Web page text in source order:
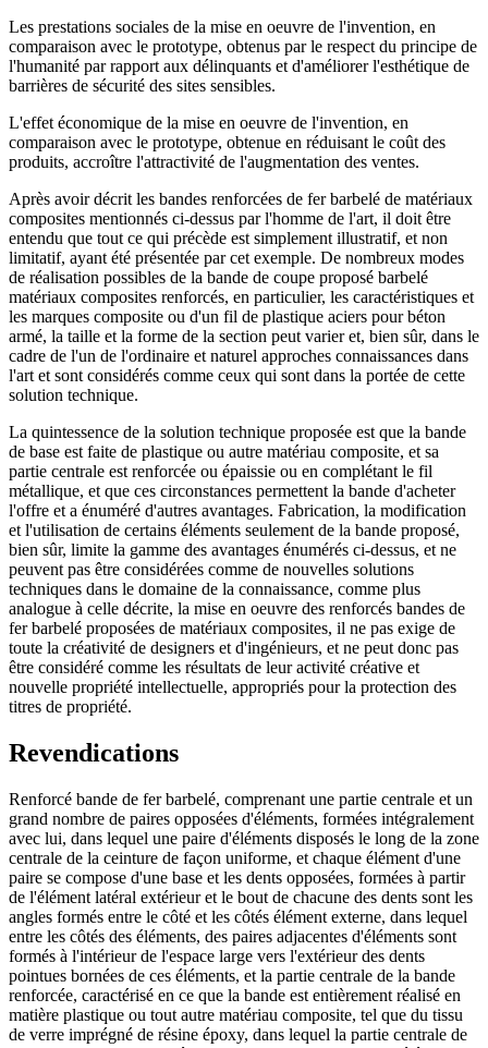
Les prestations sociales de la mise en oeuvre de l'invention, en
comparaison avec le prototype, obtenus par le respect du principe de
l'humanité par rapport aux délinquants et d'améliorer l'esthétique de
barrières de sécurité des sites sensibles.
L'effet économique de la mise en oeuvre de l'invention, en
comparaison avec le prototype, obtenue en réduisant le coût des
produits, accroître l'attractivité de l'augmentation des ventes.
Après avoir décrit les bandes renforcées de fer barbelé de matériaux
composites mentionnés ci-dessus par l'homme de l'art, il doit être
entendu que tout ce qui précède est simplement illustratif, et non
limitatif, ayant été présentée par cet exemple. De nombreux modes
de réalisation possibles de la bande de coupe proposé barbelé
matériaux composites renforcés, en particulier, les caractéristiques et
les marques composite ou d'un fil de plastique aciers pour béton
armé, la taille et la forme de la section peut varier et, bien sûr, dans le
cadre de l'un de l'ordinaire et naturel approches connaissances dans
l'art et sont considérés comme ceux qui sont dans la portée de cette
solution technique.
La quintessence de la solution technique proposée est que la bande
de base est faite de plastique ou autre matériau composite, et sa
partie centrale est renforcée ou épaissie ou en complétant le fil
métallique, et que ces circonstances permettent la bande d'acheter
l'offre et a énuméré d'autres avantages. Fabrication, la modification
et l'utilisation de certains éléments seulement de la bande proposé,
bien sûr, limite la gamme des avantages énumérés ci-dessus, et ne
peuvent pas être considérées comme de nouvelles solutions
techniques dans le domaine de la connaissance, comme plus
analogue à celle décrite, la mise en oeuvre des renforcés bandes de
fer barbelé proposées de matériaux composites, il ne pas exige de
toute la créativité de designers et d'ingénieurs, et ne peut donc pas
être considéré comme les résultats de leur activité créative et
nouvelle propriété intellectuelle, appropriés pour la protection des
titres de propriété.
Revendications
Renforcé bande de fer barbelé, comprenant une partie centrale et un
grand nombre de paires opposées d'éléments, formées intégralement
avec lui, dans lequel une paire d'éléments disposés le long de la zone
centrale de la ceinture de façon uniforme, et chaque élément d'une
paire se compose d'une base et les dents opposées, formées à partir
de l'élément latéral extérieur et le bout de chacune des dents sont les
angles formés entre le côté et les côtés élément externe, dans lequel
entre les côtés des éléments, des paires adjacentes d'éléments sont
formés à l'intérieur de l'espace large vers l'extérieur des dents
pointues bornées de ces éléments, et la partie centrale de la bande
renforcée, caractérisé en ce que la bande est entièrement réalisé en
matière plastique ou tout autre matériau composite, tel que du tissu
de verre imprégné de résine époxy, dans lequel la partie centrale de